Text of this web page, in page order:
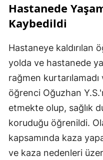
Hastanede
Kaybedildi
Hastaneye kaldırılan
yolda ve hastanede
rağmen
öğrenci Oğuzhan
etmekte olup, sağlık
koruduğu öğrenildi.
kapsamında kaza
ve kaza nedenleri